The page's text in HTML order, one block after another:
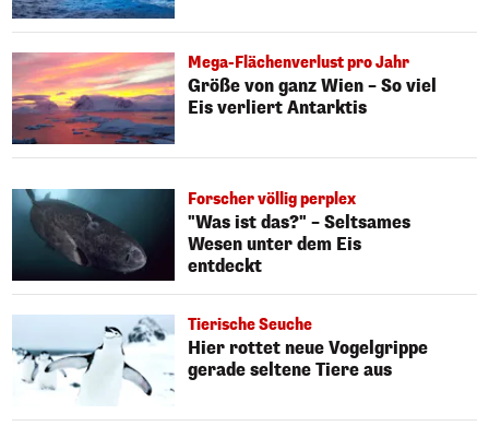
Mega-Flächenverlust pro Jahr
Größe von ganz Wien – So viel
Eis verliert Antarktis
Forscher völlig perplex
"Was ist das?" – Seltsames
Wesen unter dem Eis
entdeckt
Tierische Seuche
Hier rottet neue Vogelgrippe
gerade seltene Tiere aus